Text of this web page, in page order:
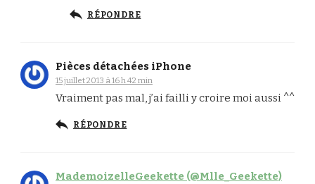
RÉPONDRE
Pièces détachées iPhone
15 juillet 2013 à 16 h 42 min
Vraiment pas mal, j’ai failli y croire moi aussi ^^
RÉPONDRE
MademoizelleGeekette (@Mlle_Geekette)